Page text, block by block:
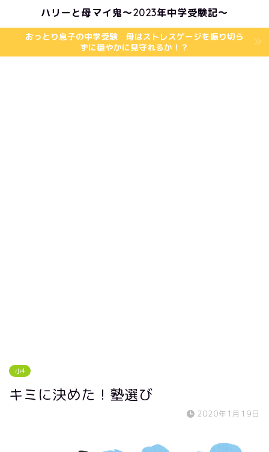
ハリーと母マイ鬼〜2023年中学受験記〜
おっとり息子の中学受験 母はストレスゲージを振り切ら
ずに穏やかに見守れるか！？
小4
キミに決めた！塾選び
2020年1月19日